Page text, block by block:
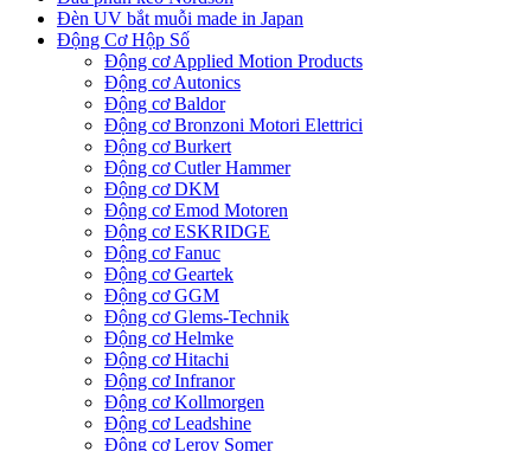
Đèn UV bắt muỗi made in Japan
Động Cơ Hộp Số
Động cơ Applied Motion Products
Động cơ Autonics
Động cơ Baldor
Động cơ Bronzoni Motori Elettrici
Động cơ Burkert
Động cơ Cutler Hammer
Động cơ DKM
Động cơ Emod Motoren
Động cơ ESKRIDGE
Động cơ Fanuc
Động cơ Geartek
Động cơ GGM
Động cơ Glems-Technik
Động cơ Helmke
Động cơ Hitachi
Động cơ Infranor
Động cơ Kollmorgen
Động cơ Leadshine
Động cơ Leroy Somer